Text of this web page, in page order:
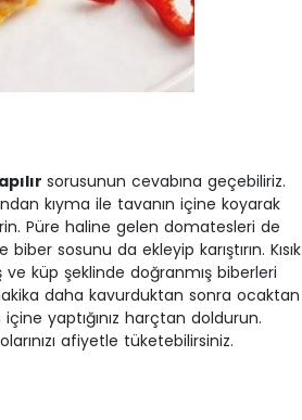
sorusunun cevabına geçebiliriz.
kıyma ile tavanın içine koyarak
Püre haline gelen domatesleri de
sosunu da ekleyip karıştırın. Kısık
küp şeklinde doğranmış biberleri
daha kavurduktan sonra ocaktan
içine yaptığınız harçtan doldurun.
afiyetle tüketebilirsiniz.